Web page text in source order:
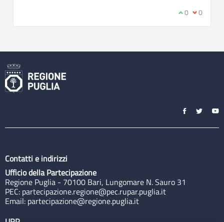
Sono
0 Non sono
0
Contatti e indirizzi
Ufficio della Partecipazione
Regione Puglia - 70100 Bari, Lungomare N. Sauro 31
PEC: partecipazione.regione@pec.rupar.puglia.it
Email: partecipazione@regione.puglia.it